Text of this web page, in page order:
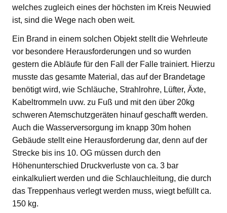
welches zugleich eines der höchsten im Kreis Neuwied
ist, sind die Wege nach oben weit.
Ein Brand in einem solchen Objekt stellt die Wehrleute
vor besondere Herausforderungen und so wurden
gestern die Abläufe für den Fall der Falle trainiert. Hierzu
musste das gesamte Material, das auf der Brandetage
benötigt wird, wie Schläuche, Strahlrohre, Lüfter, Äxte,
Kabeltrommeln uvw. zu Fuß und mit den über 20kg
schweren Atemschutzgeräten hinauf geschafft werden.
Auch die Wasserversorgung im knapp 30m hohen
Gebäude stellt eine Herausforderung dar, denn auf der
Strecke bis ins 10. OG müssen durch den
Höhenunterschied Druckverluste von ca. 3 bar
einkalkuliert werden und die Schlauchleitung, die durch
das Treppenhaus verlegt werden muss, wiegt befüllt ca.
150 kg.